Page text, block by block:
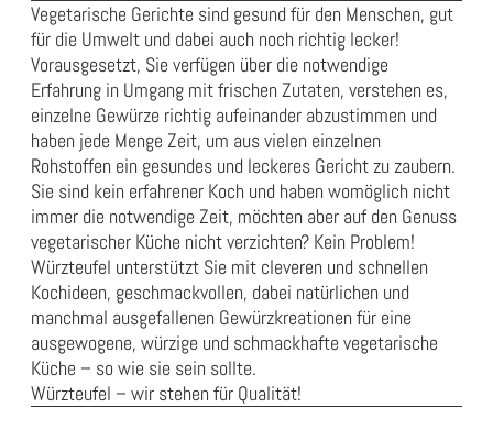
Vegetarische Gerichte sind gesund für den Menschen, gut
für die Umwelt und dabei auch noch richtig lecker!
Vorausgesetzt, Sie verfügen über die notwendige
Erfahrung in Umgang mit frischen Zutaten, verstehen es,
einzelne Gewürze richtig aufeinander abzustimmen und
haben jede Menge Zeit, um aus vielen einzelnen
Rohstoffen ein gesundes und leckeres Gericht zu zaubern.
Sie sind kein erfahrener Koch und haben womöglich nicht
immer die notwendige Zeit, möchten aber auf den Genuss
vegetarischer Küche nicht verzichten? Kein Problem!
Würzteufel unterstützt Sie mit cleveren und schnellen
Kochideen, geschmackvollen, dabei natürlichen und
manchmal ausgefallenen Gewürzkreationen für eine
ausgewogene, würzige und schmackhafte vegetarische
Küche – so wie sie sein sollte.
Würzteufel – wir stehen für Qualität!